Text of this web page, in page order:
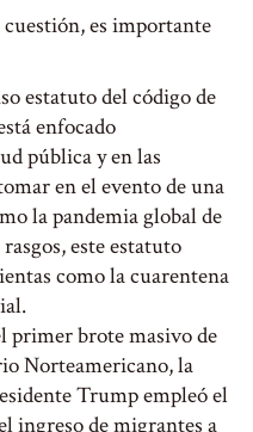
es importante
estatuto del código de
enfocado
pública y en las
en el evento de una
la pandemia global de
este estatuto
como la cuarentena
primer brote masivo de
Norteamericano, la
Trump empleó el
ingreso de migrantes a